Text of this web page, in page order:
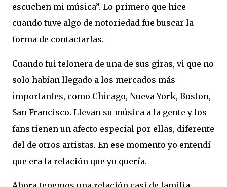
escuchen mi música”. Lo primero que hice
cuando tuve algo de notoriedad fue buscar la
forma de contactarlas.
Cuando fui telonera de una de sus giras, vi que no
solo habían llegado a los mercados más
importantes, como Chicago, Nueva York, Boston,
San Francisco. Llevan su música a la gente y los
fans tienen un afecto especial por ellas, diferente
del de otros artistas. En ese momento yo entendí
que era la relación que yo quería.